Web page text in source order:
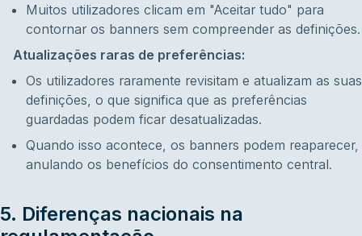
Muitos utilizadores clicam em "Aceitar tudo" para
contornar os banners sem compreender as definições.
Atualizações raras de preferências:
Os utilizadores raramente revisitam e atualizam as suas
definições, o que significa que as preferências
guardadas podem ficar desatualizadas.
Quando isso acontece, os banners podem reaparecer,
anulando os benefícios do consentimento central.
5. Diferenças nacionais na